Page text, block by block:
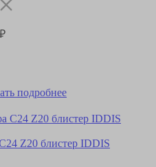
подробнее
Z20 блистер IDDIS